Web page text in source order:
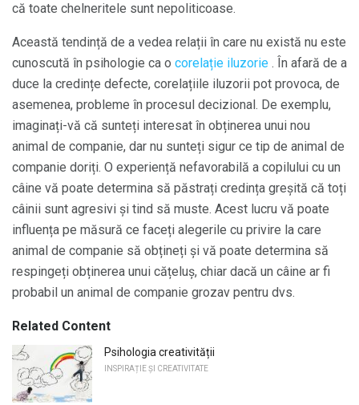
că toate chelneritele sunt nepoliticoase.
Această tendință de a vedea relații în care nu există nu este
cunoscută în psihologie ca o corelație iluzorie . În afară de a
duce la credințe defecte, corelațiile iluzorii pot provoca, de
asemenea, probleme în procesul decizional. De exemplu,
imaginați-vă că sunteți interesat în obținerea unui nou
animal de companie, dar nu sunteți sigur ce tip de animal de
companie doriți. O experiență nefavorabilă a copilului cu un
câine vă poate determina să păstrați credința greșită că toți
câinii sunt agresivi și tind să muste. Acest lucru vă poate
influența pe măsură ce faceți alegerile cu privire la care
animal de companie să obțineți și vă poate determina să
respingeți obținerea unui cățeluș, chiar dacă un câine ar fi
probabil un animal de companie grozav pentru dvs.
Related Content
Psihologia creativității
INSPIRAȚIE ȘI CREATIVITATE